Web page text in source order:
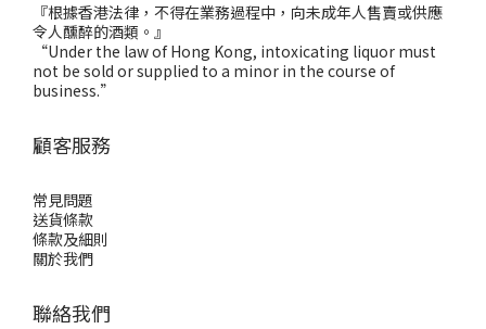
『根據香港法律，不得在業務過程中，向未成年人售賣或供應
令人醺醉的酒類。』
“Under the law of Hong Kong, intoxicating liquor must
not be sold or supplied to a minor in the course of
business.”
顧客服務
常見問題
送貨條款
條款及細則
關於我們
聯絡我們